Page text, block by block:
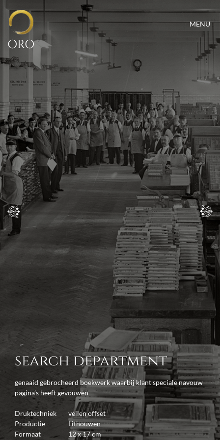
ORO
MENU
search department
genaaid gebrocheerd boekwerk waarbij klant speciale navouw
pagina’s heeft gevouwen
Druktechniek
vellen offset
Productie
Lithouwen
Formaat
12 x 17 cm